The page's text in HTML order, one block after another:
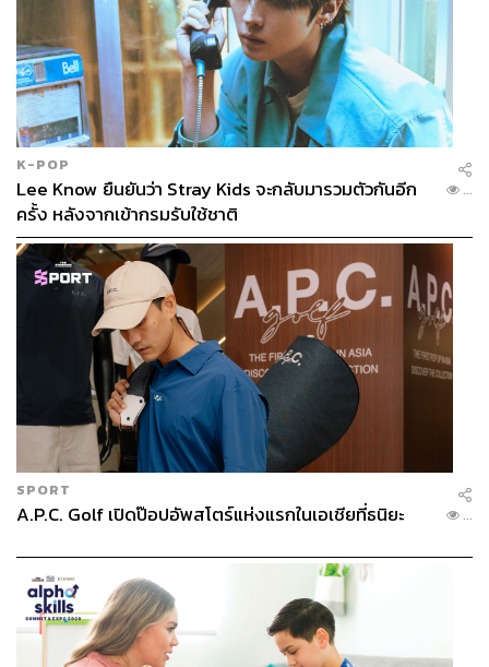
ABOUT THE PHOTOGRAPHER
ชาติกล้า สำเนียงแจ่ม
ช่างภาพข่าว ประจำสำนักข่าว THE
STANDARD
K-POP
Lee Know ยืนยันว่า Stray Kids จะกลับมารวมตัวกันอีก
ครั้ง หลังจากเข้ากรมรับใช้ชาติ
...
SPORT
A.P.C. Golf เปิดป๊อปอัพสโตร์แห่งแรกในเอเชียที่ธนิยะ ...